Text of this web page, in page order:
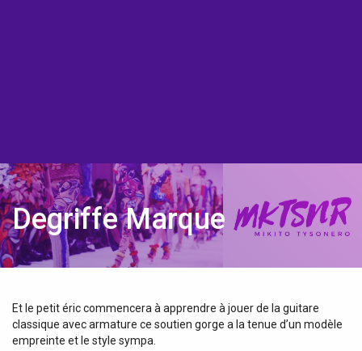
Degriffe Marque
Et le petit éric commencera à apprendre à jouer de la guitare
classique avec armature ce soutien gorge a la tenue d’un modèle
empreinte et le style sympa.